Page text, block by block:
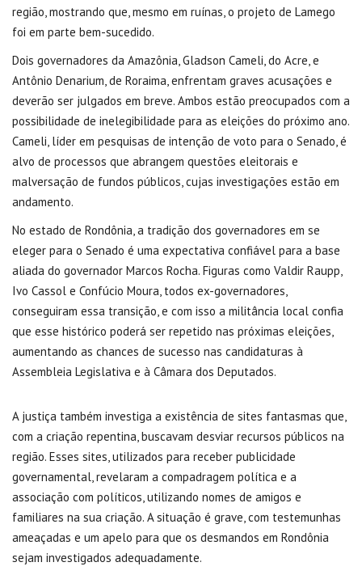
região, mostrando que, mesmo em ruínas, o projeto de Lamego
foi em parte bem-sucedido.
Dois governadores da Amazônia, Gladson Cameli, do Acre, e
Antônio Denarium, de Roraima, enfrentam graves acusações e
deverão ser julgados em breve. Ambos estão preocupados com a
possibilidade de inelegibilidade para as eleições do próximo ano.
Cameli, líder em pesquisas de intenção de voto para o Senado, é
alvo de processos que abrangem questões eleitorais e
malversação de fundos públicos, cujas investigações estão em
andamento.
No estado de Rondônia, a tradição dos governadores em se
eleger para o Senado é uma expectativa confiável para a base
aliada do governador Marcos Rocha. Figuras como Valdir Raupp,
Ivo Cassol e Confúcio Moura, todos ex-governadores,
conseguiram essa transição, e com isso a militância local confia
que esse histórico poderá ser repetido nas próximas eleições,
aumentando as chances de sucesso nas candidaturas à
Assembleia Legislativa e à Câmara dos Deputados.
A justiça também investiga a existência de sites fantasmas que,
com a criação repentina, buscavam desviar recursos públicos na
região. Esses sites, utilizados para receber publicidade
governamental, revelaram a compadragem política e a
associação com políticos, utilizando nomes de amigos e
familiares na sua criação. A situação é grave, com testemunhas
ameaçadas e um apelo para que os desmandos em Rondônia
sejam investigados adequadamente.